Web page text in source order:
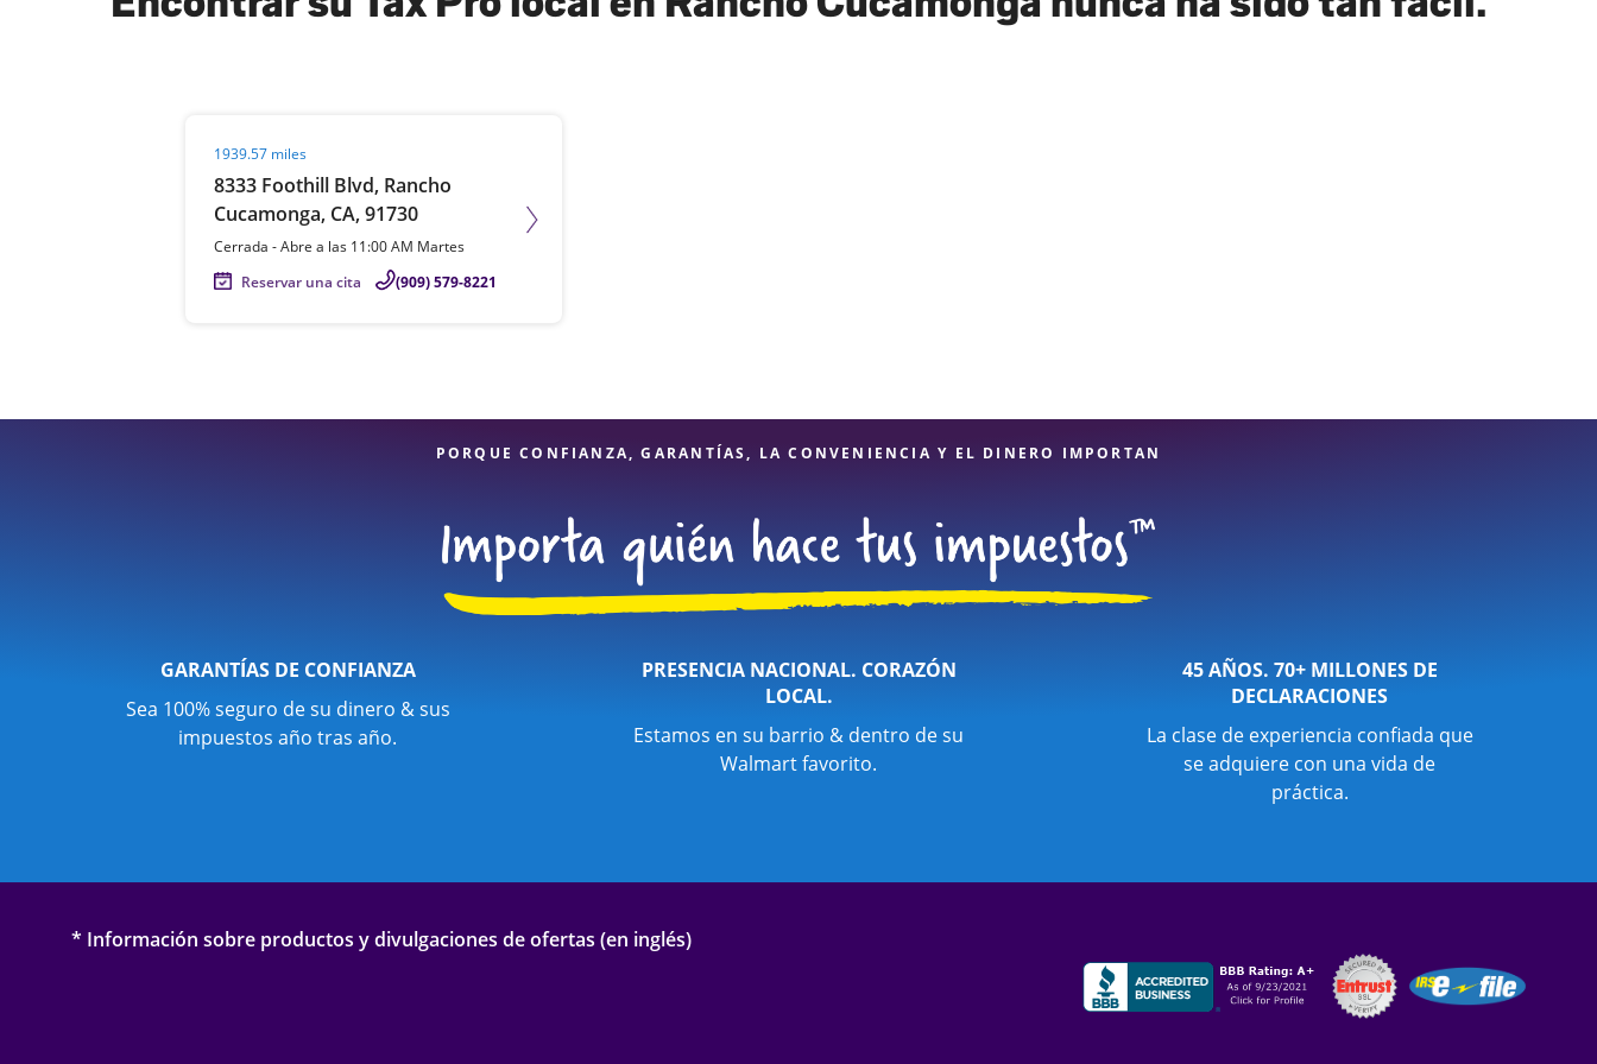
1939.57 miles
8333 Foothill Blvd, Rancho
Cucamonga, CA, 91730
Cerrada -Abre a las 11:00 AM Martes
Reservar una cita
(909) 579-8221
PORQUE CONFIANZA, GARANTÍAS, LA CONVENIENCIA Y EL DINERO IMPORTAN
GARANTÍAS DE CONFIANZA
Sea 100% seguro de su dinero & sus
impuestos año tras año.
PRESENCIA NACIONAL. CORAZÓN
LOCAL.
Estamos en su barrio & dentro de su
Walmart favorito.
45 AÑOS. 70+ MILLONES DE
DECLARACIONES
La clase de experiencia confiada que
se adquiere con una vida de
práctica.
* Información sobre productos y divulgaciones de ofertas (en inglés)